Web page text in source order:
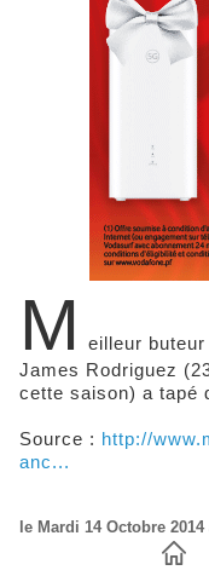
M
eilleur
James Rodriguez
cette saison) a tapé
Source : http://
anc...
le Mardi 14 Octobre